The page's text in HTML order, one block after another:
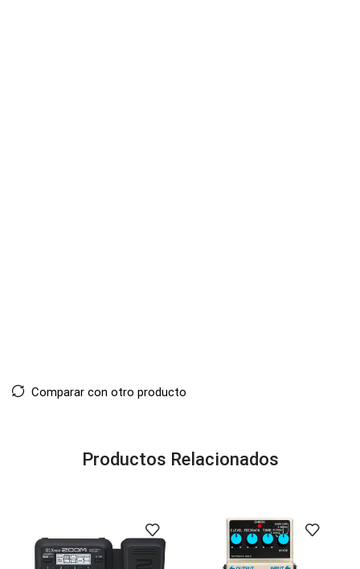
Comparar con otro producto
Productos Relacionados